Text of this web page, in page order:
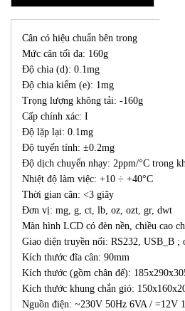
Cân có hiệu chuẩn bên trong
Mức cân tối đa: 160g
Độ chia (d): 0.1mg
Độ chia kiểm (e): 1mg
Trọng lượng không tải: -160g
Cấp chính xác: I
Độ lặp lại: 0.1mg
Độ tuyến tính: ±0.2mg
Độ dịch chuyển nhạy: 2ppm/°C trong
Nhiệt độ làm việc: +10 ÷ +40°C
Thời gian cân: <3 giây
Đơn vị: mg, g, ct, lb, oz, ozt, gr, dwt
Màn hình LCD có đèn nền, chiều cao
Giao diện truyền nối: RS232, USB_B
Kích thước đĩa cân: 90mm
Kích thước (gồm chân đế):
Kích thước khung chắn gió:
Nguồn điện: ~230V 50Hz 6VA / =12V